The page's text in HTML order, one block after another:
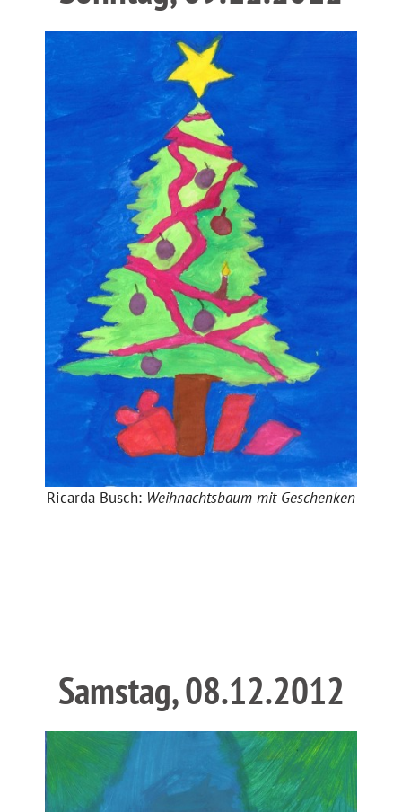
Ricarda Busch: Weihnachtsbaum mit Geschenken
Samstag, 08.12.2012